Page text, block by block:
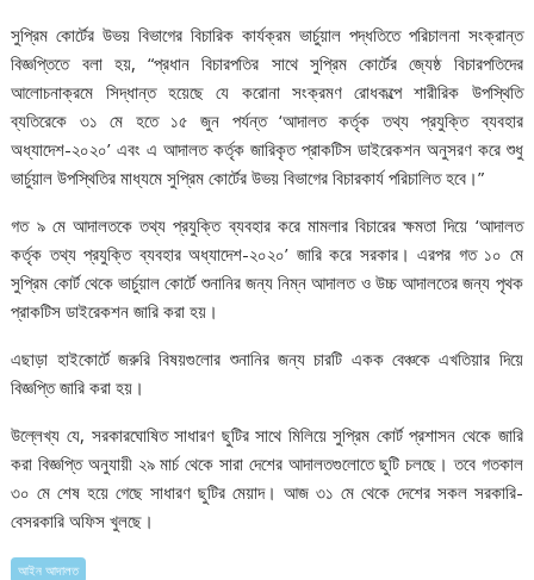
সুপ্রিম কোর্টের উভয় বিভাগের বিচারিক কার্যক্রম ভার্চুয়াল পদ্ধতিতে পরিচালনা সংক্রান্ত
বিজ্ঞপ্তিতে বলা হয়, “প্রধান বিচারপতির সাথে সুপ্রিম কোর্টের জ্যেষ্ঠ বিচারপতিদের
আলোচনাক্রমে সিদ্ধান্ত হয়েছে যে করোনা সংক্রমণ রোধকল্পে শারীরিক উপস্থিতি
ব্যতিরেকে ৩১ মে হতে ১৫ জুন পর্যন্ত ‘আদালত কর্তৃক তথ্য প্রযুক্তি ব্যবহার
অধ্যাদেশ-২০২০’ এবং এ আদালত কর্তৃক জারিকৃত প্রাকটিস ডাইরেকশন অনুসরণ করে শুধু
ভার্চুয়াল উপস্থিতির মাধ্যমে সুপ্রিম কোর্টের উভয় বিভাগের বিচারকার্য পরিচালিত হবে।”
গত ৯ মে আদালতকে তথ্য প্রযুক্তি ব্যবহার করে মামলার বিচারের ক্ষমতা দিয়ে ‘আদালত
কর্তৃক তথ্য প্রযুক্তি ব্যবহার অধ্যাদেশ-২০২০’ জারি করে সরকার। এরপর গত ১০ মে
সুপ্রিম কোর্ট থেকে ভার্চুয়াল কোর্টে শুনানির জন্য নিম্ন আদালত ও উচ্চ আদালতের জন্য পৃথক
প্রাকটিস ডাইরেকশন জারি করা হয়।
এছাড়া হাইকোর্টে জরুরি বিষয়গুলোর শুনানির জন্য চারটি একক বেঞ্চকে এখতিয়ার দিয়ে
বিজ্ঞপ্তি জারি করা হয়।
উল্লেখ্য যে, সরকারঘোষিত সাধারণ ছুটির সাথে মিলিয়ে সুপ্রিম কোর্ট প্রশাসন থেকে জারি
করা বিজ্ঞপ্তি অনুযায়ী ২৯ মার্চ থেকে সারা দেশের আদালতগুলোতে ছুটি চলছে। তবে গতকাল
৩০ মে শেষ হয়ে গেছে সাধারণ ছুটির মেয়াদ। আজ ৩১ মে থেকে দেশের সকল সরকারি-
বেসরকারি অফিস খুলছে।
আইন আদালত